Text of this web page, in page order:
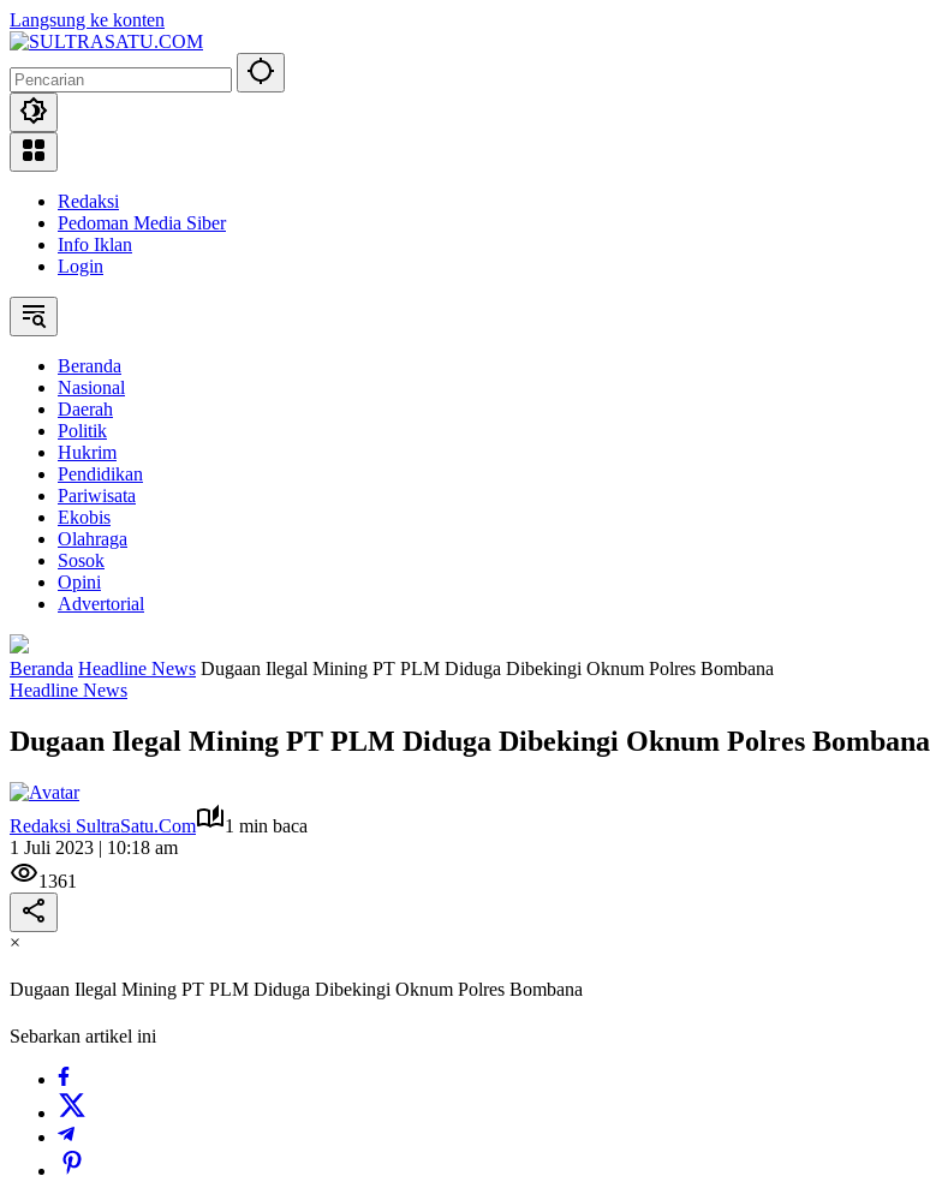
Langsung ke konten
Redaksi
Pedoman Media Siber
Info Iklan
Login
Beranda
Nasional
Daerah
Politik
Hukrim
Pendidikan
Pariwisata
Ekobis
Olahraga
Sosok
Opini
Advertorial
Beranda Headline News Dugaan Ilegal Mining PT PLM Diduga Dibekingi Oknum Polres Bombana
Headline News
Dugaan Ilegal Mining PT PLM Diduga Dibekingi Oknum Polres Bombana
Redaksi SultraSatu.Com
1 min baca
1 Juli 2023 | 10:18 am
1361
×
Dugaan Ilegal Mining PT PLM Diduga Dibekingi Oknum Polres Bombana
Sebarkan artikel ini